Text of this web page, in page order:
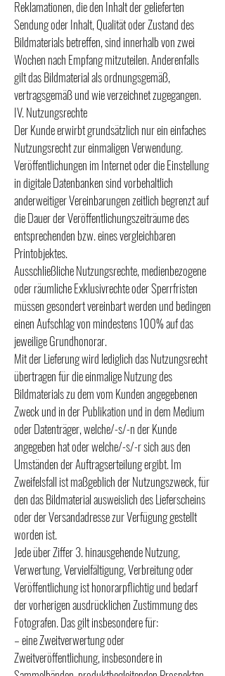
Reklamationen, die den Inhalt der gelieferten
Sendung oder Inhalt, Qualität oder Zustand des
Bildmaterials betreffen, sind innerhalb von zwei
Wochen nach Empfang mitzuteilen. Anderenfalls
gilt das Bildmaterial als ordnungsgemäß,
vertragsgemäß und wie verzeichnet zugegangen.
IV. Nutzungsrechte
Der Kunde erwirbt grundsätzlich nur ein einfaches
Nutzungsrecht zur einmaligen Verwendung.
Veröffentlichungen im Internet oder die Einstellung
in digitale Datenbanken sind vorbehaltlich
anderweitiger Vereinbarungen zeitlich begrenzt auf
die Dauer der Veröffentlichungszeiträume des
entsprechenden bzw. eines vergleichbaren
Printobjektes.
Ausschließliche Nutzungsrechte, medienbezogene
oder räumliche Exklusivrechte oder Sperrfristen
müssen gesondert vereinbart werden und bedingen
einen Aufschlag von mindestens 100% auf das
jeweilige Grundhonorar.
Mit der Lieferung wird lediglich das Nutzungsrecht
übertragen für die einmalige Nutzung des
Bildmaterials zu dem vom Kunden angegebenen
Zweck und in der Publikation und in dem Medium
oder Datenträger, welche/-s/-n der Kunde
angegeben hat oder welche/-s/-r sich aus den
Umständen der Auftragserteilung ergibt. Im
Zweifelsfall ist maßgeblich der Nutzungszweck, für
den das Bildmaterial ausweislich des Lieferscheins
oder der Versandadresse zur Verfügung gestellt
worden ist.
Jede über Ziffer 3. hinausgehende Nutzung,
Verwertung, Vervielfältigung, Verbreitung oder
Veröffentlichung ist honorarpflichtig und bedarf
der vorherigen ausdrücklichen Zustimmung des
Fotografen. Das gilt insbesondere für:
– eine Zweitverwertung oder
Zweitveröffentlichung, insbesondere in